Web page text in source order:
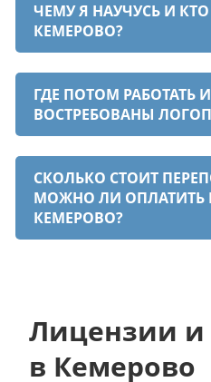
ЧЕМУ Я НАУЧУСЬ И
КЕМЕРОВО?
ГДЕ ПОТОМ РАБОТАТЬ
ВОСТРЕБОВАНЫ
СКОЛЬКО СТОИТ
МОЖНО ЛИ ОПЛАТИТЬ
КЕМЕРОВО?
Лицензии
в Кемерово